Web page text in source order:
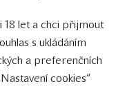
18 let a chci přijmout
s ukládáním
a preferenčních
cookies“